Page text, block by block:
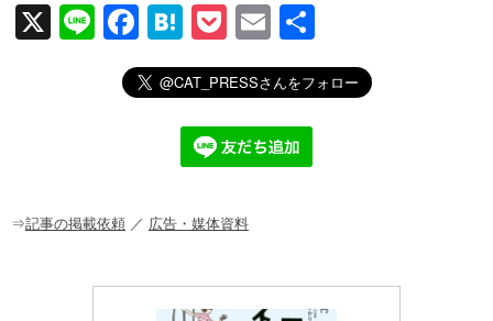
X
Li
F
a
c
o
H
at
e
n
a
P
o
ck
et
E
m
ail
有
⇒記事の掲載依頼 ／ 広告・媒体資料